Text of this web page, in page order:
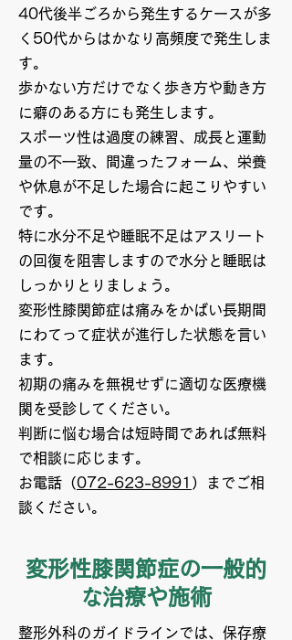
40代後半ごろから発生するケースが多
く50代からはかなり高頻度で発生しま
す。
歩かない方だけでなく歩き方や動き方
に癖のある方にも発生します。
スポーツ性は過度の練習、成長と運動
量の不一致、間違ったフォーム、栄養
や休息が不足した場合に起こりやすい
です。
特に水分不足や睡眠不足はアスリート
の回復を阻害しますので水分と睡眠は
しっかりとりましょう。
変形性膝関節症は痛みをかばい長期間
にわてって症状が進行した状態を言い
ます。
初期の痛みを無視せずに適切な医療機
関を受診してください。
判断に悩む場合は短時間であれば無料
で相談に応じます。
お電話（072-623-8991 ）までご相
談ください。
変形性膝関節症の一般的
な治療や施術
整形外科のガイドラインでは、保存療